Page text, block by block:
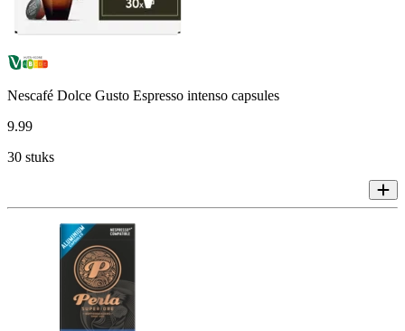
Nescafé Dolce Gusto Espresso intenso capsules
9.99
30 stuks